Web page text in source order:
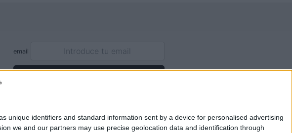
identifiers and standard information sent by a device for personalised advertising
we and our partners may use precise geolocation data and identification through
email